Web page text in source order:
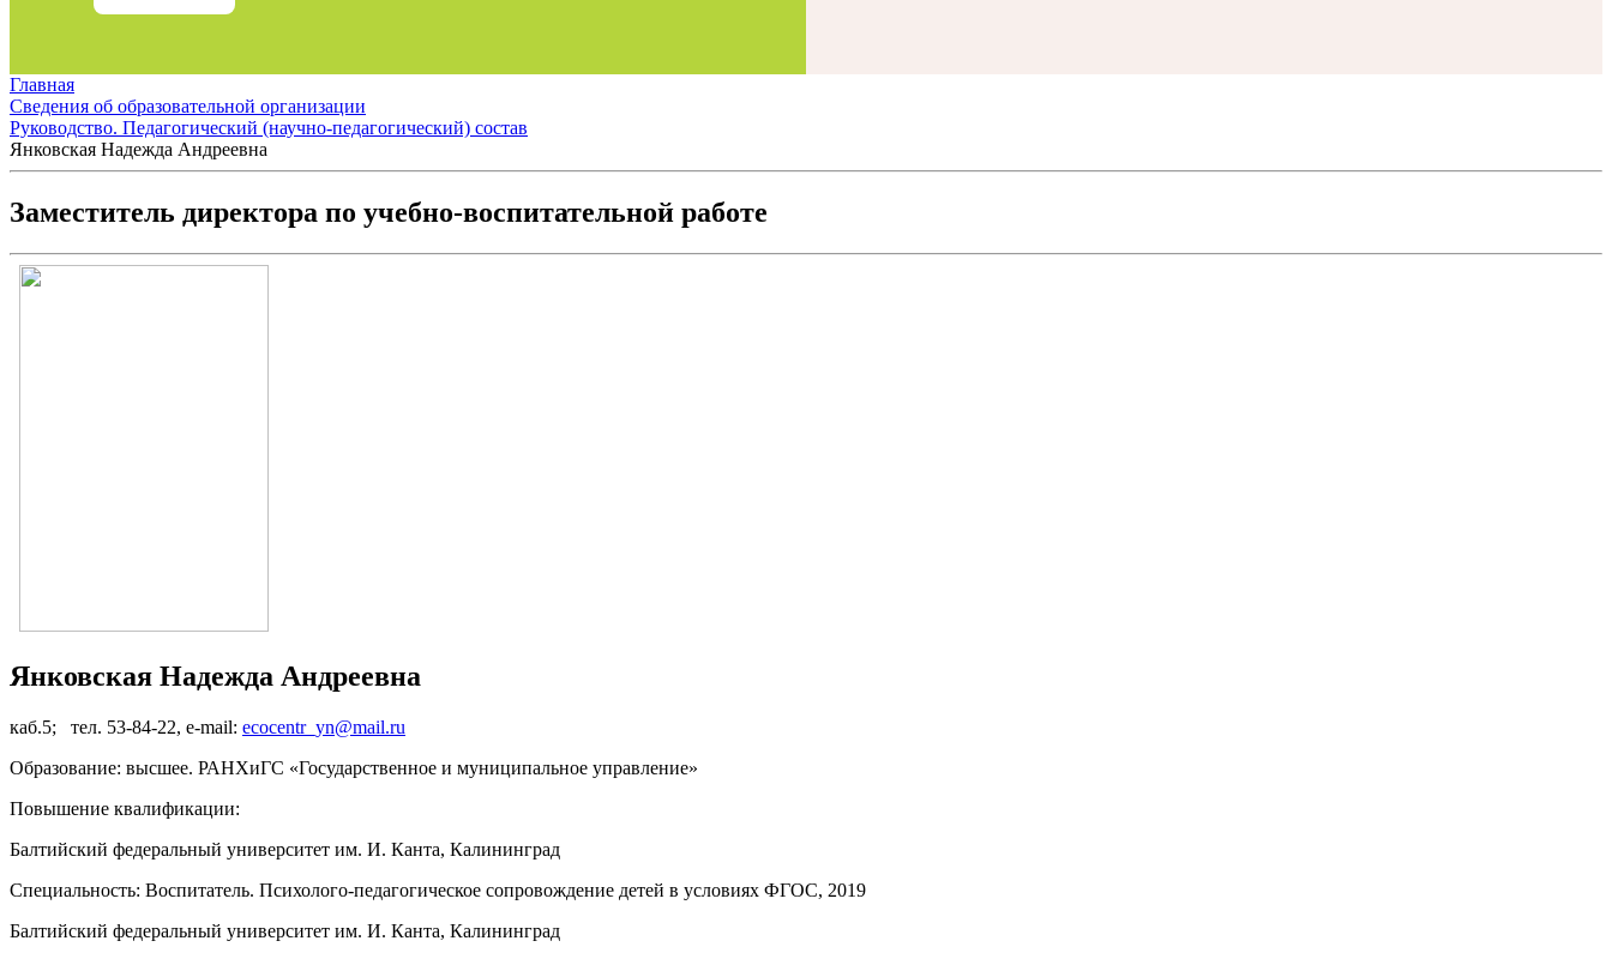
Главная
Сведения об образовательной организации
Руководство. Педагогический (научно-педагогический) состав
Янковская Надежда Андреевна
Заместитель директора по учебно-воспитательной работе
Янковская Надежда Андреевна
каб.5; тел. 53-84-22, e-mail: ecocentr_yn@mail.ru
Образование: высшее. РАНХиГС «Государственное и муниципальное управление»
Повышение квалификации:
Балтийский федеральный университет им. И. Канта, Калининград
Специальность: Воспитатель. Психолого-педагогическое сопровождение детей в условиях ФГОС, 2019
Балтийский федеральный университет им. И. Канта, Калининград